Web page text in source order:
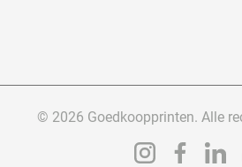
© 2026 Goedkoopprinten. Alle